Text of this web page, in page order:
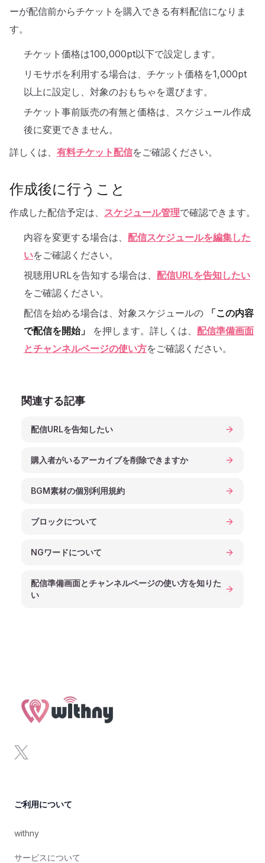
ーが配信前からチケットを購入できる有料配信になりま
す。
チケット価格は100,000pt以下で設定します。
リモサポを利用する場合は、チケット価格を1,000pt
以上に設定し、対象のおもちゃを選びます。
チケット事前販売の有無と価格は、スケジュール作成
後に変更できません。
詳しくは、 有料チケット配信をご確認ください。
作成後に行うこと
作成した配信予定は、 スケジュール管理で確認できます。
内容を変更する場合は、 配信スケジュールを編集した
いをご確認ください。
視聴用URLを告知する場合は、 配信URLを告知したい
をご確認ください。
配信を始める場合は、対象スケジュールの
「この内容
で配信を開始」
を押します。詳しくは、 配信準備画面
とチャンネルページの使い方をご確認ください。
関連する記事
配信URLを告知したい
購入者がいるアーカイブを削除できますか
BGM素材の個別利用規約
ブロックについて
NGワードについて
配信準備画面とチャンネルページの使い方を知りた
い
x
ご利用について
withny
サービスについて